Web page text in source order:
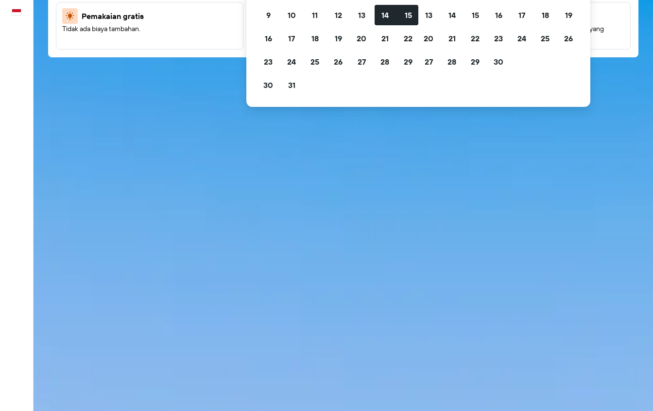
Bahasa IndonesiaPemakaian gratis
Tidak ada biaya tambahan.
Filter promo Anda
lainnya.
Jutaan ulasan
Lihat penilaian berdasarkan jutaan ulasan tamu yang
sebenarnya.
9 10 11 12 13 14 15
16 17 18 19 20 21 22
23 24 25 26 27 28 29
30 31
13 14 15 16 17 18 19
20 21 22 23 24 25 26
27 28 29 30